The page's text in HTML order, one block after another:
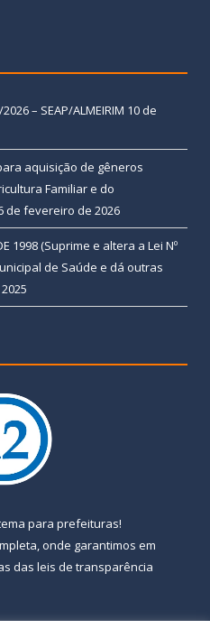
– SEAP/ALMEIRIM 10 de
aquisição de gêneros
Familiar e do
de fevereiro de 2026
1998 (Suprime e altera a Lei Nº
de Saúde e dá outras
para prefeituras!
onde garantimos em
das leis de transparência